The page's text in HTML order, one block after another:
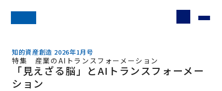
知的資産創造 2026年1月号
特集 産業のAIトランスフォーメーション
「見えざる脳」とAIトランスフォーメー
ション